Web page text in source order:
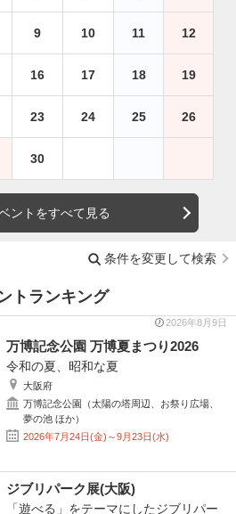
9 10 11 12
16 17 18 19
23 24 25 26
30
ントをすべて見る
条件を変更して検索
トランキング
2026年8月9日
万博記念公園 万博夏まつり2026
令和の夏、昭和な夏
大阪府
万博記念公園（太陽の塔周辺、お祭り広場、
夢の池 ほか）
2026年7月24日(金)～9月23日(水)
ジブリパーク展(大阪)
「遊べる」をテーマにしたジブリパー